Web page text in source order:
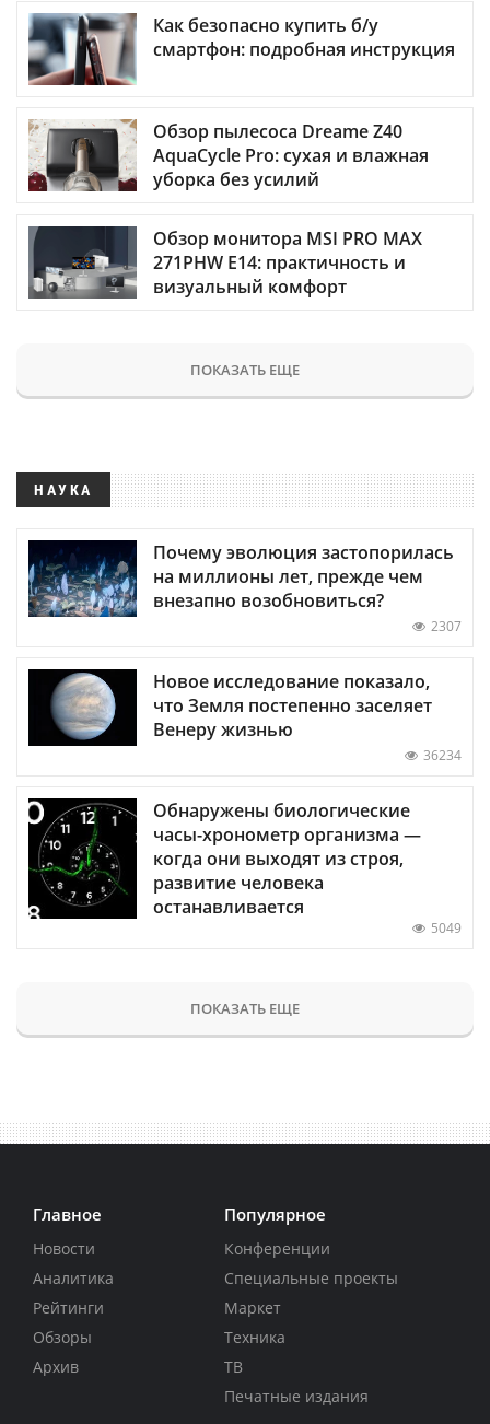
Как безопасно купить б/у
смартфон: подробная инструкция
Обзор пылесоса Dreame Z40
AquaCycle Pro: сухая и влажная
уборка без усилий
Обзор монитора MSI PRO MAX
271PHW E14: практичность и
визуальный комфорт
ПОКАЗАТЬ ЕЩЕ
НАУКА
Почему эволюция застопорилась
на миллионы лет, прежде чем
внезапно возобновиться?
2307
Новое исследование показало,
что Земля постепенно заселяет
Венеру жизнью
36234
Обнаружены биологические
часы-хронометр организма —
когда они выходят из строя,
развитие человека
останавливается
5049
ПОКАЗАТЬ ЕЩЕ
Главное
Новости
Аналитика
Рейтинги
Обзоры
Архив
Популярное
Конференции
Специальные проекты
Маркет
Техника
ТВ
Печатные издания